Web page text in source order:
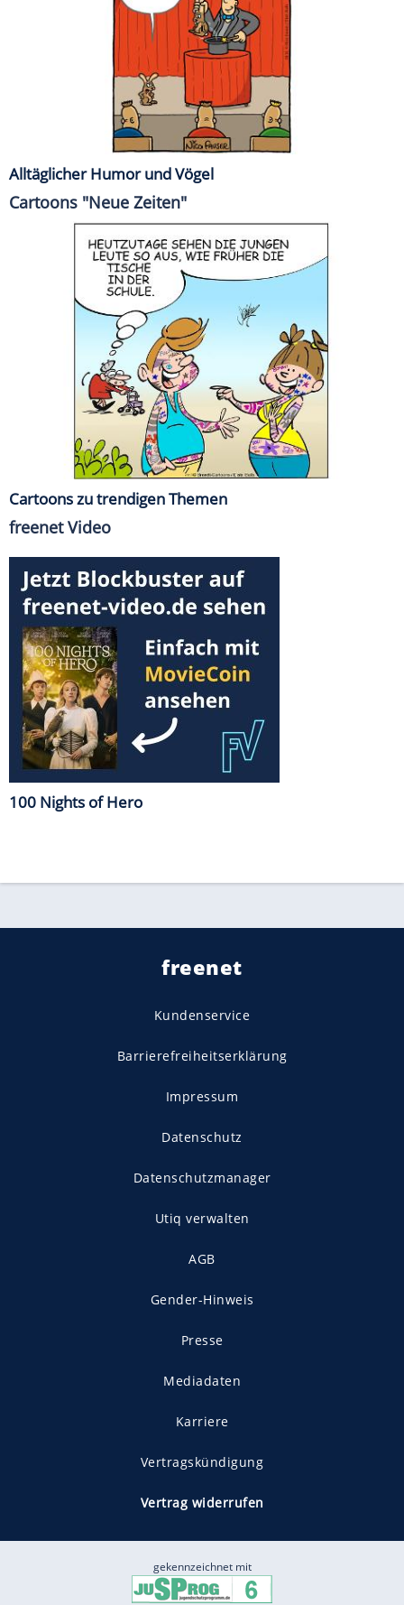
Alltäglicher Humor und Vögel
Cartoons "Neue Zeiten"
Cartoons zu trendigen Themen
freenet Video
100 Nights of Hero
freenet
Kundenservice
Barrierefreiheitserklärung
Impressum
Datenschutz
Datenschutzmanager
Utiq verwalten
AGB
Gender-Hinweis
Presse
Mediadaten
Karriere
Vertragskündigung
Vertrag widerrufen
gekennzeichnet mit